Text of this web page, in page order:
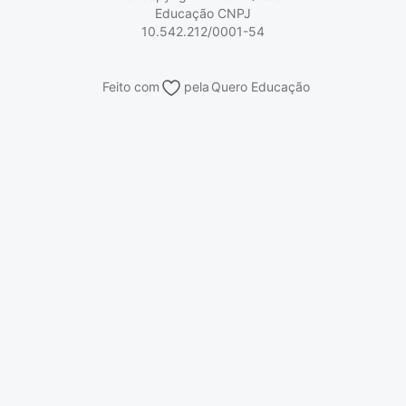
Educação CNPJ
10.542.212/0001-54
Feito com pelaQuero Educação